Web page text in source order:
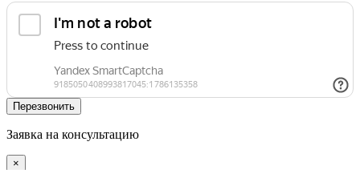
Перезвонить
Заявка на консультацию
×